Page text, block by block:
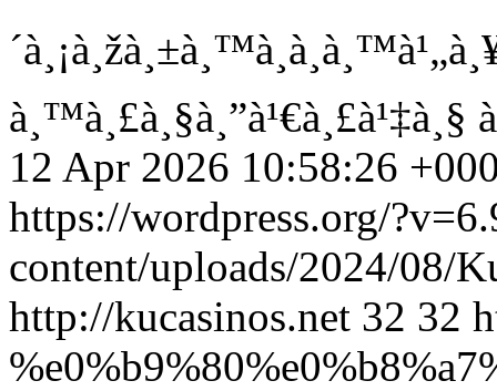
à¸™à¸£à¸§à¸”à¹€à¸£à¹‡à¸§
12 Apr 2026 10:58:26
https://wordpress.org/
content/uploads/2024/08/
http://kucasinos.net 32 32